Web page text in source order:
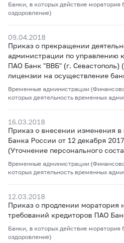
Банки, в которых действие
оздоровление)
09.04.2018
Приказ о прекращении
администрации по управлению
ПАО Банк "ВВБ" (г. Севастополь)
лицензии на осуществление
Временные администрации
которых деятельность временных
16.03.2018
Приказ о внесении изменения
Банка России от 12 декабря
(Уточнение персонального
Временные администрации
которых деятельность временных
12.03.2018
Приказ о продлении моратория
требований кредиторов ПАО
Банки, в которых действие
оздоровление)